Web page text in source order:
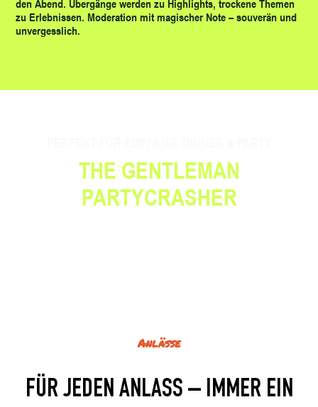
den Abend. Übergänge werden zu Highlights, trockene Themen
zu Erlebnissen. Moderation mit magischer Note – souverän und
unvergesslich.
THE GENTLEMAN
PARTYCRASHER
Anlässe
FÜR JEDEN ANLASS – IMMER EIN